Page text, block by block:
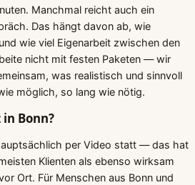
Manchmal reicht auch ein
Das hängt davon ab, wie
wie viel Eigenarbeit zwischen den
nicht mit festen Paketen — wir
was realistisch und sinnvoll
möglich, so lang wie nötig.
Bonn?
per Video statt — das hat
Klienten als ebenso wirksam
Ort. Für Menschen aus Bonn und